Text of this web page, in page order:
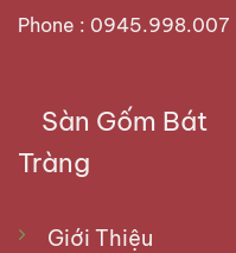
Phone : 0945.998.007
Sàn Gốm Bát
Tràng
Giới Thiệu